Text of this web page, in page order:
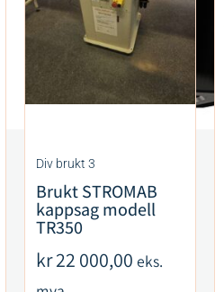
Div brukt 3
Brukt STROMAB
kappsag modell
TR350
kr22 000,00 eks.